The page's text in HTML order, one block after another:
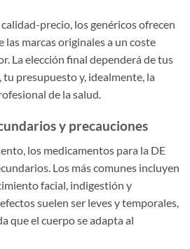
precio, los genéricos ofrecen
las marcas originales a un coste
La elección final dependerá de tus
tu presupuesto y, idealmente, la
de la salud.
y precauciones
los medicamentos para la DE
Los más comunes incluyen
facial, indigestión y
suelen ser leves y temporales,
que el cuerpo se adapta al